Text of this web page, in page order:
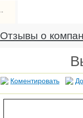
Отзывы о
Коментировать